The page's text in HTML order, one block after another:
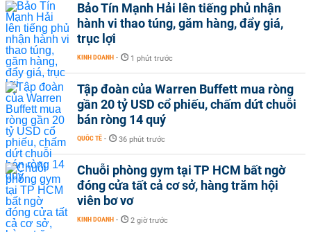
Bảo Tín Mạnh Hải lên tiếng phủ nhận
hành vi thao túng, găm hàng, đẩy giá,
trục lợi
KINH DOANH - 1 phút trước
Tập đoàn của Warren Buffett mua ròng
gần 20 tỷ USD cổ phiếu, chấm dứt chuỗi
bán ròng 14 quý
QUỐC TẾ - 36 phút trước
Chuỗi phòng gym tại TP HCM bất ngờ
đóng cửa tất cả cơ sở, hàng trăm hội
viên bơ vơ
KINH DOANH - 2 giờ trước